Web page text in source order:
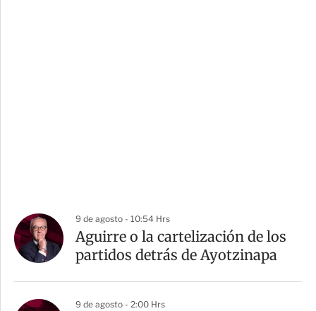
9 de agosto - 10:54 Hrs
Aguirre o la cartelización de los
partidos detrás de Ayotzinapa
9 de agosto - 2:00 Hrs